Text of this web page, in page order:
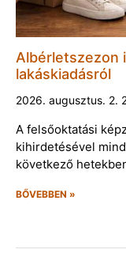
Albérletszezon
lakáskiadásról
2026. augusztus. 2.
A felsőoktatási
kihirdetésével
következő
BŐVEBBEN »